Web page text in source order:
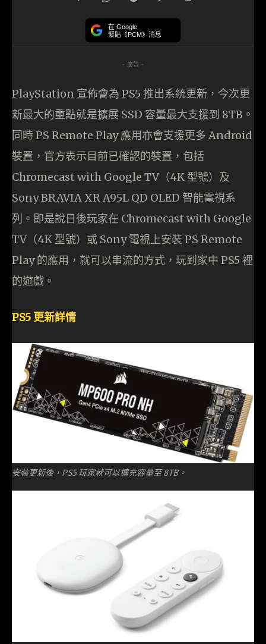
在 Google
緊貼《PCM》消息
- 廣告 -
PlayStation 宣佈會為 PS5 推出系統更新，今次更
新最大的重點就是擴展 SSD 容量最大支援到 8TB。
同時 PS Remote Play 應用亦會支援更多 Android
裝置，官方表示目前已確認的裝置，包括
Chromecast with Google TV（4K 型號）及
Sony BRAVIA XR A95L QD OLED 智能電視系
列。即是說日後玩家在 Chromecast with Google
TV（4K 型號）或 Sony 電視上安裝 PS Remote
Play 的應用，就可以串流的方式，玩到家中 PS5 裡
的遊戲。
PS5 更新詳情
安裝更新後，PS5 玩家就可以擴充容量至 8TB。